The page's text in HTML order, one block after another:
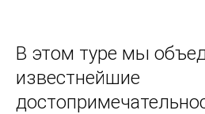
В этом туре мы
известнейшие